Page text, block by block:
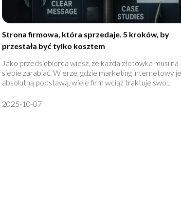
Strona firmowa, która sprzedaje. 5 kroków, by
przestała być tylko kosztem
Jako przedsiębiorca wiesz, że każda złotówka musi na
siebie zarabiać. W erze, gdzie marketing internetowy
absolutną podstawą, wiele firm wciąż traktuje swo...
2025-10-07